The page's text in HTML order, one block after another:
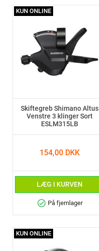
Skiftegreb Shimano Altus
Venstre 3 klinger Sort
ESLM315LB
154,00 DKK
LÆG I KURVEN
check_circle På fjernlager
KUN ONLINE
KUN ONLINE